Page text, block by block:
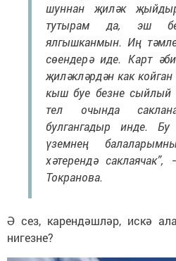
шуннан җиләк
тутырам да, эш
ялгышканмын. Иң
сөендерә иде. Карт
җиләкләрдән как
кыш буе безне сыйлый
тел очында
булгангадыр инде.
үземнең
хәтерендә
Токранова.
Ә сез, карендәшләр, искә
нигезне?